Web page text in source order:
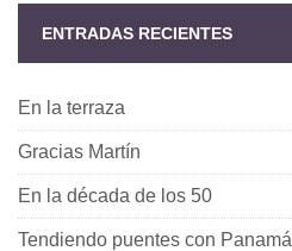
ENTRADAS RECIENTES
En la terraza
Gracias Martín
En la década de los 50
Tendiendo puentes con Panamá